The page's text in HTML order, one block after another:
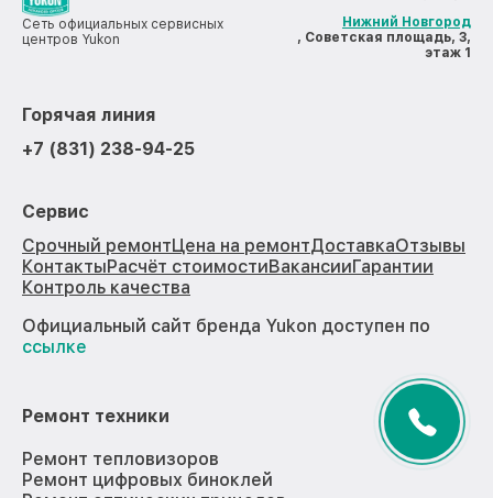
Сеть официальных сервисных
центров Yukon
Нижний Новгород
, Советская площадь, 3,
этаж 1
Горячая линия
+7 (831) 238-94-25
Сервис
Срочный ремонтЦена на ремонтДоставкаОтзывы
КонтактыРасчёт стоимостиВакансииГарантии
Контроль качества
Официальный сайт бренда Yukon доступен по
ссылке
Ремонт техники
Ремонт тепловизоров
Ремонт цифровых биноклей